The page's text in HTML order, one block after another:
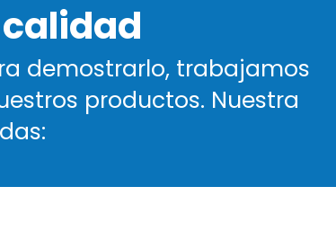
demostrarlo, trabajamos
productos. Nuestra